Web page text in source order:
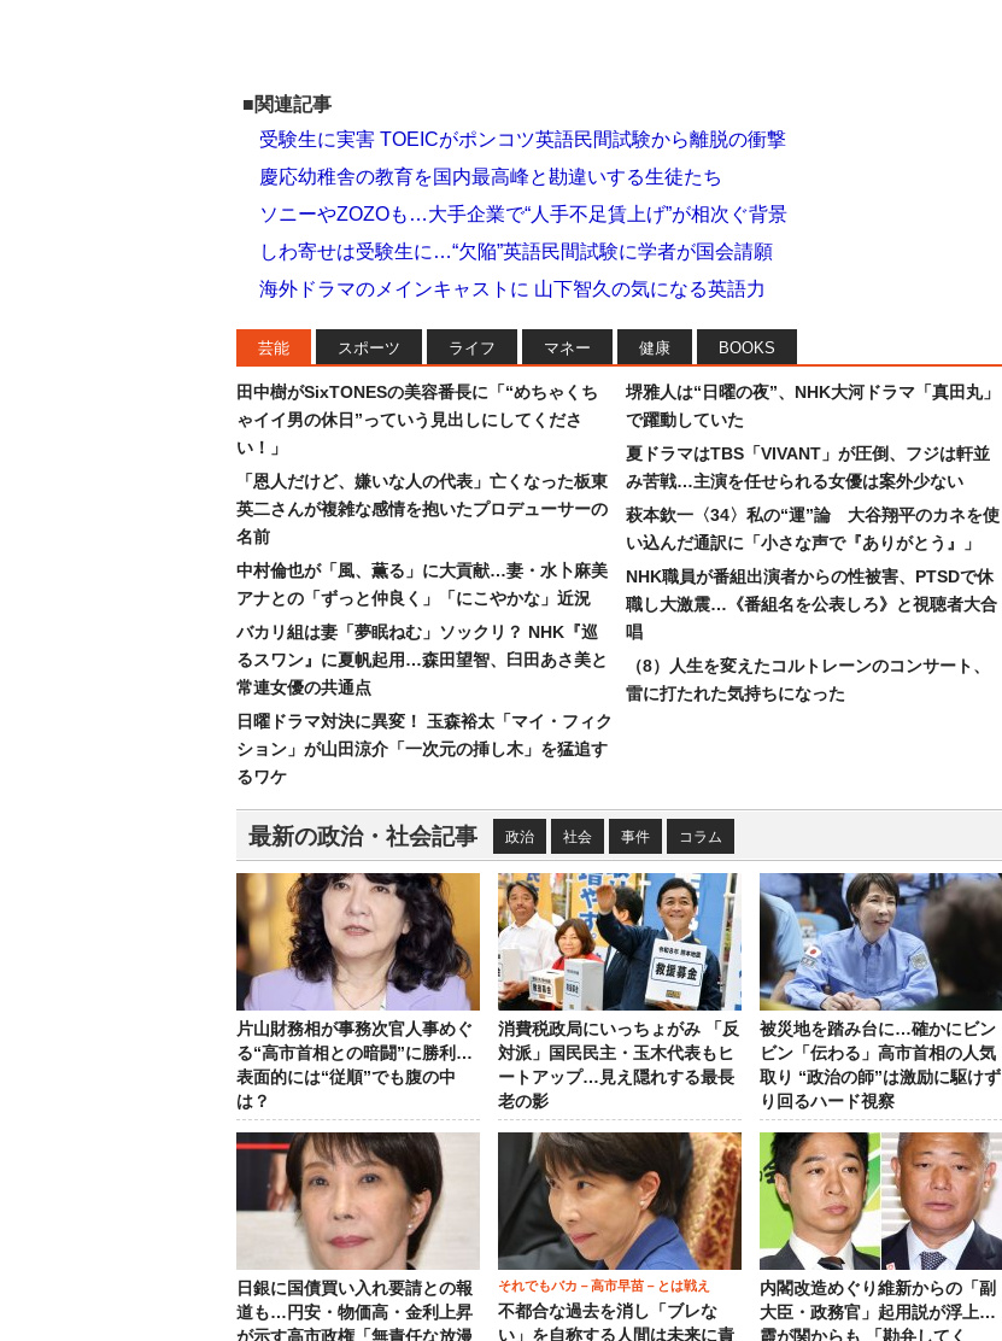
■関連記事
受験生に実害 TOEICがポンコツ英語民間試験から離脱の衝撃
慶応幼稚舎の教育を国内最高峰と勘違いする生徒たち
ソニーやZOZOも…大手企業で“人手不足賃上げ”が相次ぐ背景
しわ寄せは受験生に…“欠陥”英語民間試験に学者が国会請願
海外ドラマのメインキャストに 山下智久の気になる英語力
芸能 スポーツ ライフ マネー 健康 BOOKS
田中樹がSixTONESの美容番長に「“めちゃくち
ゃイイ男の休日”っていう見出しにしてくださ
い！」
「恩人だけど、嫌いな人の代表」亡くなった板東
英二さんが複雑な感情を抱いたプロデューサーの
名前
中村倫也が「風、薫る」に大貢献…妻・水卜麻美
アナとの「ずっと仲良く」「にこやかな」近況
バカリ組は妻「夢眠ねむ」ソックリ？ NHK『巡
るスワン』に夏帆起用…森田望智、臼田あさ美と
常連女優の共通点
日曜ドラマ対決に異変！ 玉森裕太「マイ・フィク
ション」が山田涼介「一次元の挿し木」を猛追す
るワケ
堺雅人は“日曜の夜”、NHK大河ドラマ「真田丸」
で躍動していた
夏ドラマはTBS「VIVANT」が圧倒、フジは軒並
み苦戦…主演を任せられる女優は案外少ない
萩本欽一〈34〉私の“運”論 大谷翔平のカネを使
い込んだ通訳に「小さな声で『ありがとう』」
NHK職員が番組出演者からの性被害、PTSDで休
職し大激震…《番組名を公表しろ》と視聴者大合
唱
（8）人生を変えたコルトレーンのコンサート、
雷に打たれた気持ちになった
最新の政治・社会記事 政治 社会 事件 コラム
片山財務相が事務次官人事めぐ
る“高市首相との暗闘”に勝利…
表面的には“従順”でも腹の中
は？
消費税政局にいっちょがみ 「反
対派」国民民主・玉木代表もヒ
ートアップ…見え隠れする最長
老の影
被災地を踏み台に…確かにビン
ビン「伝わる」高市首相の人気
取り “政治の師”は激励に駆けず
り回るハード視察
日銀に国債買い入れ要請との報
道も…円安・物価高・金利上昇
が示す高市政権「無責任な放漫
それでもバカ－高市早苗－とは戦え
不都合な過去を消し「ブレな
い」を自称する人間は未来に責
内閣改造めぐり維新からの「副
大臣・政務官」起用説が浮上…
霞が関からも 「勘弁してく